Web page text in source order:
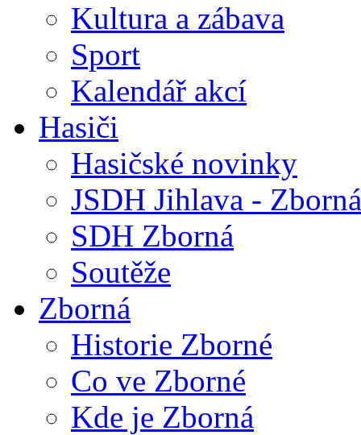
Kultura a zábava
Sport
Kalendář akcí
Hasiči
Hasičské novinky
JSDH Jihlava - Zborná
SDH Zborná
Soutěže
Zborná
Historie Zborné
Co ve Zborné
Kde je Zborná